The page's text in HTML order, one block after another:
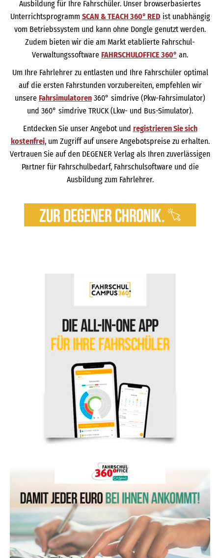
Ausbildung für Ihre Fahrschüler. Unser browserbasiertes
Unterrichtsprogramm SCAN & TEACH 360° RED ist unabhängig
vom Betriebssystem und kann ohne Dongle genutzt werden.
Zudem bieten wir die am Markt etablierte Fahrschul-
Verwaltungssoftware FAHRSCHULOFFICE 360° an.
Um Ihre Fahrlehrer zu entlasten und Ihre Fahrschüler optimal
auf die ersten Fahrstunden vorzubereiten, empfehlen wir
unsere Fahrsimulatoren 360° simdrive (Pkw-Fahrsimulator)
und 360° simdrive TRUCK (Lkw- und Bus-Simulator).
Entdecken Sie unser Angebot und registrieren Sie sich
kostenfrei, um Zugriff auf unsere Angebotspreise zu erhalten.
Vertrauen Sie auf den DEGENER Verlag als Ihren zuverlässigen
Partner für Fahrschulbedarf, Fahrschulsoftware und die
Ausbildung zum Fahrlehrer.